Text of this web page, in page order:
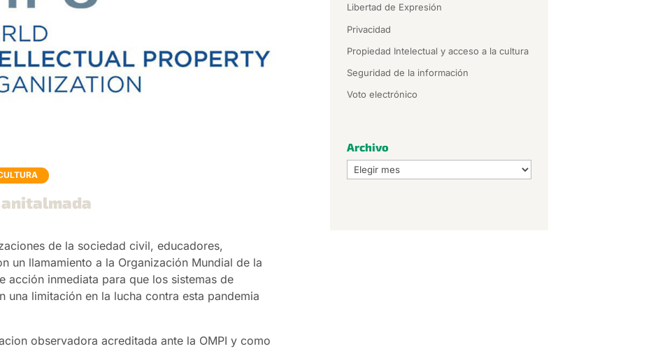
anitalmada
de la sociedad civil, educadores,
un llamamiento a la Organización Mundial de la
acción inmediata para que los sistemas de
una limitación en la lucha contra esta pandemia
observadora acreditada ante la OMPI y como
Libertad de Expresión
Privacidad
Propiedad Intelectual y acceso a la cultura
Seguridad de la información
Voto electrónico
Archivo
Archivo